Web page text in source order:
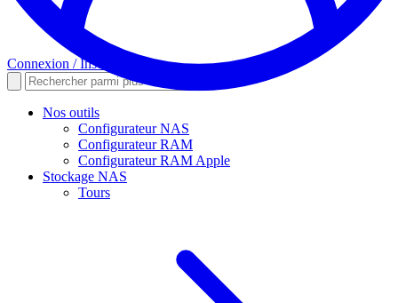
Connexion / Inscription
Nos outils
Configurateur NAS
Configurateur RAM
Configurateur RAM Apple
Stockage NAS
Tours